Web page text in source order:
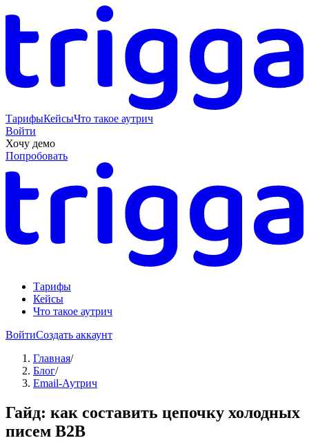
ТарифыКейсыЧто такое аутрич
Войти
Хочу демо
Попробовать
Тарифы
Кейсы
Что такое аутрич
ВойтиСоздать аккаунт
Главная/
Блог/
Email-Аутрич
Гайд: как составить цепочку холодных
писем B2B